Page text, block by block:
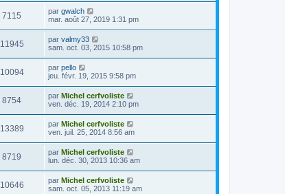
7115 par gwalch
mar. août 27, 2019 1:31 pm
11945 par valmy33
sam. oct. 03, 2015 10:58 pm
10094 par pello
jeu. févr. 19, 2015 9:58 pm
8754 par Michel cerfvoliste
ven. déc. 19, 2014 2:10 pm
13389 par Michel cerfvoliste
ven. juil. 25, 2014 8:56 am
8719 par Michel cerfvoliste
lun. déc. 30, 2013 10:36 am
10646 par Michel cerfvoliste
sam. oct. 05, 2013 11:19 am